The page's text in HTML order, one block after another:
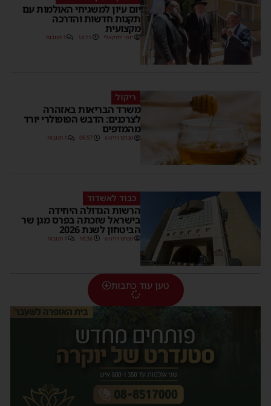
יום עיון למשגיחי האולמות עם
תקנות חדשות והדרכה
מקצועית
יוסי יחזקאלי 14:11 1 תגובות
ריקול
משרד הבריאות באזהרה
לצרכנים: הדבש הפופולרי יורד
מהמדפים
מנחם דויטש 06:57 1 תגובות
כבוד לאשדוד
הרשות הגדולה היחידה
בישראל שזכתה בפרס מגן שר
הביטחון לשנת 2026
מנחם דויטש 18:36 1 תגובות
טען עוד כתבות